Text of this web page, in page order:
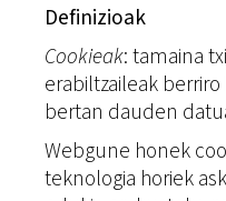
Definizioak
Cookieak: tamaina
erabiltzaileak
bertan dauden
Webgune honek
teknologia horiek